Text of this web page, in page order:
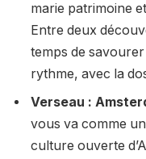
marie patrimoine
Entre deux
temps de
rythme, avec la
Verseau :
vous va comme
culture ouverte